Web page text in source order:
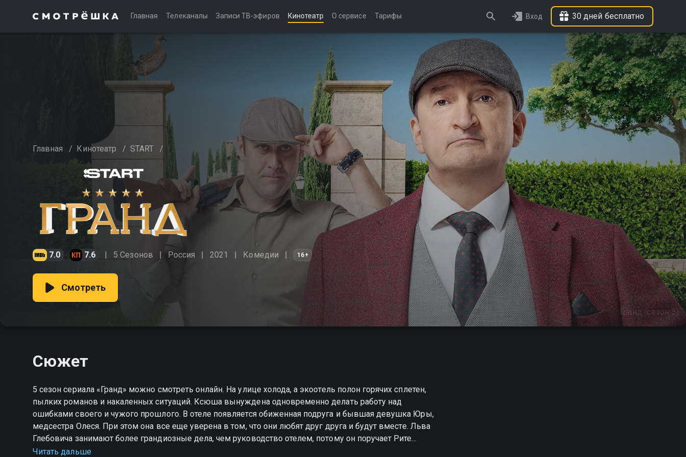
Главная Телеканалы Записи ТВ-эфиров Кинотеатр О сервисе Тарифы Вход 30 дней бесплатно
Главная / Кинотеатр / START /
7.0 7.6 5 Сезонов Россия 2021 Комедии 16+
Гранд (сезон 5)
Смотреть
Сюжет
5 сезон сериала «Гранд» можно смотреть онлайн. На улице холода, а экоотель полон горячих сплетен,
пылких романов и накаленных ситуаций. Ксюша вынуждена одновременно делать работу над
ошибками своего и чужого прошлого. В отеле появляется обиженная подруга и бывшая девушка Юры,
медсестра Олеся. При этом она все еще уверена в том, что они любят друг друга и будут вместе. Льва
Глебовича занимают более грандиозные дела, чем руководство отелем, потому он поручает Рите
помогать Ксении с заботами «Гранда». Пока управленцы решают, как правильно заведовать делами,
Читать дальше